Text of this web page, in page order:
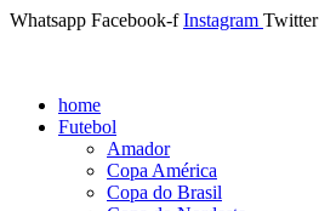
Whatsapp Facebook-f Instagram Twitter
home
Futebol
Amador
Copa América
Copa do Brasil